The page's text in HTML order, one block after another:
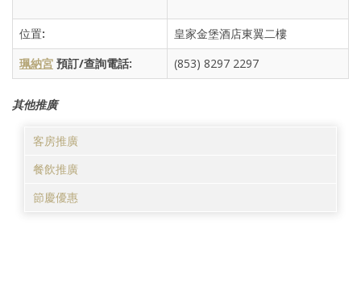
位置:
皇家金堡酒店東翼二樓
珮納宮 預訂/查詢電話: (853) 8297 2297
其他推廣
客房推廣
餐飲推廣
節慶優惠